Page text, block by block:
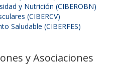
y Nutrición (CIBEROBN)
(CIBERCV)
Saludable (CIBERFES)
y Asociaciones